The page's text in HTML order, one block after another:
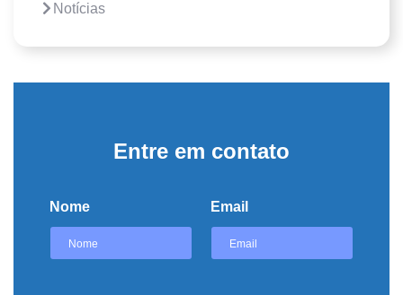
Notícias
Entre em contato
Nome Email